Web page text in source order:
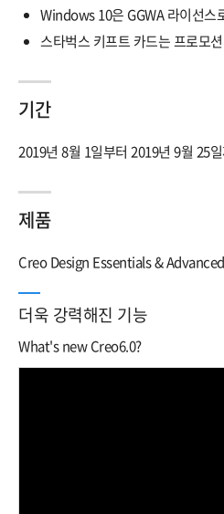
Windows 10은 GGWA 라이선스
스타벅스 키프트 카드는 프로모
기간
2019년 8월 1일부터 2019년 9월 25
제품
Creo Design Essentials & Advanced
더욱 강력해진 기능
What's new Creo6.0?